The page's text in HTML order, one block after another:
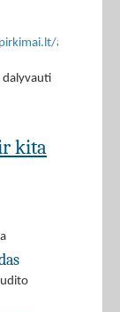
app/rfq/
dalyvauti
kita